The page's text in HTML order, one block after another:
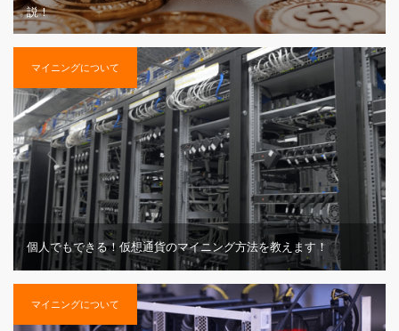
説！
マイニングについて
個人でもできる！仮想通貨のマイニング方法を教えます！
マイニングについて